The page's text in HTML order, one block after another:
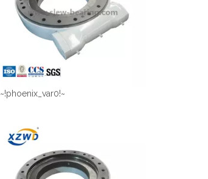
~!phoenix_var0!~